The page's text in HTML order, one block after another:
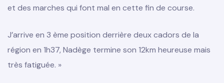
et des marches qui font mal en cette fin de course.
J’arrive en 3 ème position derrière deux cadors de la
région en 1h37, Nadège termine son 12km heureuse mais
très fatiguée. »